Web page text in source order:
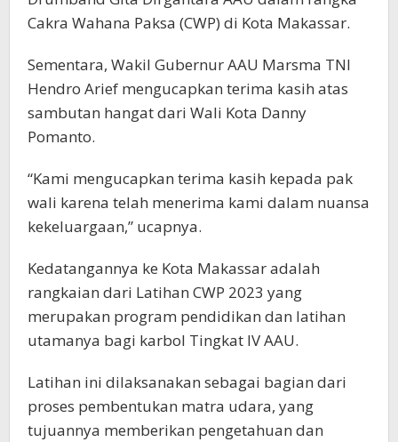
Cakra Wahana Paksa (CWP) di Kota Makassar.
Sementara, Wakil Gubernur AAU Marsma TNI
Hendro Arief mengucapkan terima kasih atas
sambutan hangat dari Wali Kota Danny
Pomanto.
“Kami mengucapkan terima kasih kepada pak
wali karena telah menerima kami dalam nuansa
kekeluargaan,” ucapnya.
Kedatangannya ke Kota Makassar adalah
rangkaian dari Latihan CWP 2023 yang
merupakan program pendidikan dan latihan
utamanya bagi karbol Tingkat IV AAU.
Latihan ini dilaksanakan sebagai bagian dari
proses pembentukan matra udara, yang
tujuannya memberikan pengetahuan dan